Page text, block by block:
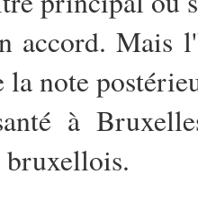
accord.
note
à